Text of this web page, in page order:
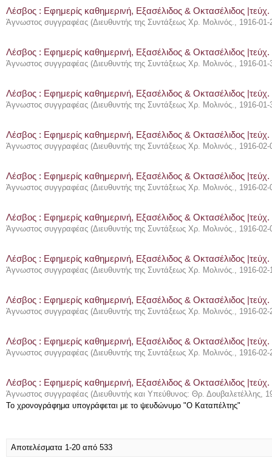
Λέσβος : Eφημερίς καθημερινή, Εξασέλιδος & Οκτασέλιδος
Άγνωστος συγγραφέας (Διευθυντής της Συντάξεως Χρ. Μολινός., 1916-01-
Λέσβος : Eφημερίς καθημερινή, Εξασέλιδος & Οκτασέλιδος
Άγνωστος συγγραφέας (Διευθυντής της Συντάξεως Χρ. Μολινός., 1916-01-
Λέσβος : Eφημερίς καθημερινή, Εξασέλιδος & Οκτασέλιδος
Άγνωστος συγγραφέας (Διευθυντής της Συντάξεως Χρ. Μολινός., 1916-01-
Λέσβος : Eφημερίς καθημερινή, Εξασέλιδος & Οκτασέλιδος
Άγνωστος συγγραφέας (Διευθυντής της Συντάξεως Χρ. Μολινός., 1916-02-
Λέσβος : Eφημερίς καθημερινή, Εξασέλιδος & Οκτασέλιδος
Άγνωστος συγγραφέας (Διευθυντής της Συντάξεως Χρ. Μολινός., 1916-02-
Λέσβος : Eφημερίς καθημερινή, Εξασέλιδος & Οκτασέλιδος
Άγνωστος συγγραφέας (Διευθυντής της Συντάξεως Χρ. Μολινός., 1916-02-
Λέσβος : Eφημερίς καθημερινή, Εξασέλιδος & Οκτασέλιδος
Άγνωστος συγγραφέας (Διευθυντής της Συντάξεως Χρ. Μολινός., 1916-02-
Λέσβος : Eφημερίς καθημερινή, Εξασέλιδος & Οκτασέλιδος
Άγνωστος συγγραφέας (Διευθυντής της Συντάξεως Χρ. Μολινός., 1916-02-
Λέσβος : Eφημερίς καθημερινή, Εξασέλιδος & Οκτασέλιδος
Άγνωστος συγγραφέας (Διευθυντής της Συντάξεως Χρ. Μολινός., 1916-02-
Λέσβος : Eφημερίς καθημερινή, Εξασέλιδος & Οκτασέλιδος
Άγνωστος συγγραφέας (Διευθυντής και Υπεύθυνος: Θρ. Δουβαλετέλλης,
Το χρονογράφημα υπογράφεται με το ψευδώνυμο "Ο Καταπέλτης"
Αποτελέσματα 1-20 από 533